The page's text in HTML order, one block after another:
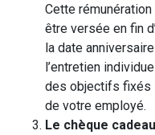
Cette
être versée en fin
la date
l’entretien
des objectifs fixés
de votre employé.
Le chèque